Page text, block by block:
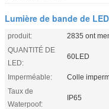
Lumière de bande de LED
produit:
2835 ont
QUANTITÉ DE
LED:
60LED
Imperméable:
Colle
Taux de
Waterpoof:
IP65